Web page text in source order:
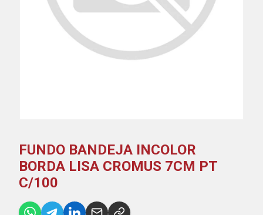
FUNDO BANDEJA INCOLOR
BORDA LISA CROMUS 7CM PT
C/100